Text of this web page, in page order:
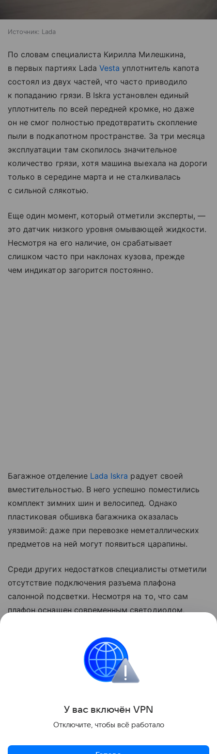
Источник: Lada
По словам специалиста Кирилла Милешкина,
в первых партиях LadaVesta уплотнитель капота
состоял из двух частей, что часто приводило
к попаданию грязи. В Iskra установлен единый
уплотнитель по всей передней кромке, но даже
он не смог полностью предотвратить скопление
пыли в подкапотном пространстве. За три месяца
эксплуатации там скопилось значительное
количество грязи, хотя машина выехала на дороги
только в середине марта и не сталкивалась
с сильной слякотью.
Еще один момент, который отметили эксперты, —
это датчик низкого уровня омывающей жидкости.
Несмотря на его наличие, он срабатывает
слишком часто при наклонах кузова, прежде
чем индикатор загорится постоянно.
Багажное отделение Lada Iskra радует своей
вместительностью. В него успешно поместились
комплект зимних шин и велосипед. Однако
пластиковая обшивка багажника оказалась
уязвимой: даже при перевозке неметаллических
предметов на ней могут появиться царапины.
Среди других недостатков специалисты отметили
отсутствие подключения разъема плафона
салонной подсветки. Несмотря на то, что сам
плафон оснащен современным светодиодом,
Поделиться
У вас включён VPN
Отключите, чтобы всё работало